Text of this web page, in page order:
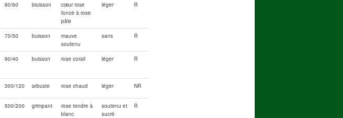
80/60 biuisson
cœur rose
foncé à rose
pâle
léger R
70/50 buisson
mauve
soutenu
sans R
90/40 buisson rose corail léger R
300/120 arbuste rose chaud léger NR
500/200 grimpant
rose tendre à
blanc
soutenu et
sucré
R